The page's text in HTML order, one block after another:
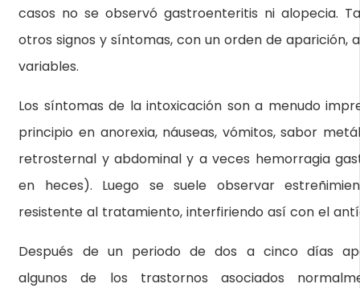
casos no se observó gastroenteritis ni alopecia.
otros signos y síntomas, con un orden de aparición,
variables.
Los síntomas de la intoxicación son a menudo
principio en anorexia, náuseas, vómitos, sabor
retrosternal y abdominal y a veces hemorragia
en heces). Luego se suele observar
resistente al tratamiento, interfiriendo así con el
Después de un periodo de dos a cinco días
algunos de los trastornos asociados